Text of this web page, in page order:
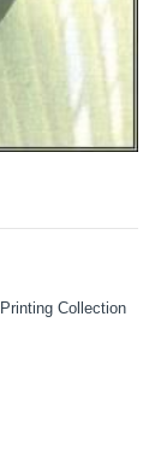
Collection